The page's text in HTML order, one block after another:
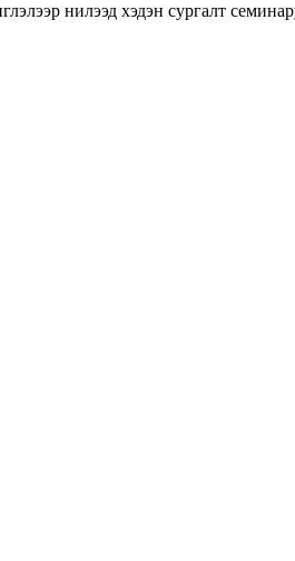
нилээд хэдэн сургалт